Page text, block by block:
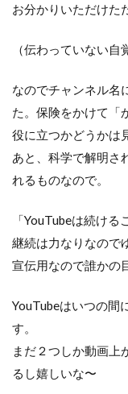
お分かりいただけた
（伝わっていない自
なのでチャンネル名
た。保険をかけて「
役に立つかどうかは
あと、科学で解明さ
れるものなので。
「YouTubeは続け
継続は力なりなので
宣伝用なので誰かの
YouTubeはいつの間
す。
まだ２つしか動画上
るし嬉しいな〜